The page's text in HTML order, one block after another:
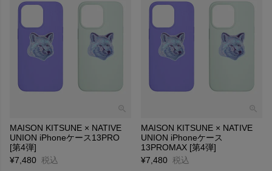
MAISON KITSUNE × NATIVE
UNION iPhoneケース13PRO
[第4弾]
¥7,480 税込
MAISON KITSUNE × NATIVE
UNION iPhoneケース
13PROMAX [第4弾]
¥7,480 税込